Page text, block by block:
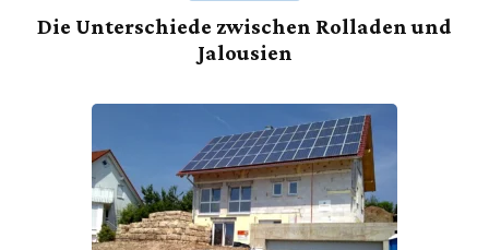
Die Unterschiede zwischen Rolladen und
Jalousien